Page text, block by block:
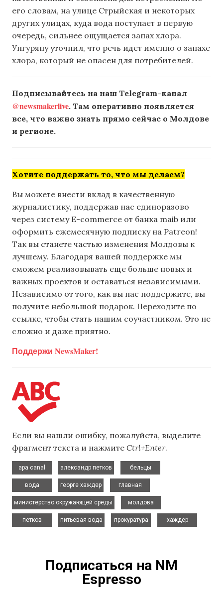
его словам, на улице Стрыйская и некоторых
других улицах, куда вода поступает в первую
очередь, сильнее ощущается запах хлора.
Унгуряну уточнил, что речь идет именно о запахе
хлора, который не опасен для потребителей.
Подписывайтесь на наш Telegram-канал
@newsmakerlive. Там оперативно появляется
все, что важно знать прямо сейчас о Молдове
и регионе.
Хотите поддержать то, что мы делаем?
Вы можете внести вклад в качественную
журналистику, поддержав нас единоразово
через систему E-commerce от банка maib или
оформить ежемесячную подписку на Patreon!
Так вы станете частью изменения Молдовы к
лучшему. Благодаря вашей поддержке мы
сможем реализовывать еще больше новых и
важных проектов и оставаться независимыми.
Независимо от того, как вы нас поддержите, вы
получите небольшой подарок. Переходите по
ссылке, чтобы стать нашим соучастником. Это не
сложно и даже приятно.
Поддержи NewsMaker!
Если вы нашли ошибку, пожалуйста, выделите
фрагмент текста и нажмите Ctrl+Enter.
apa canal
александр петков
бельцы
вода
георге хаждер
главная
министерство окружающей среды
молдова
петков
питьевая вода
прокуратура
хаждер
Подписаться на NM
Espresso